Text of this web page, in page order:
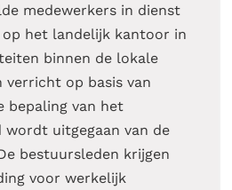
medewerkers in dienst
het landelijk kantoor in
binnen de lokale
verricht op basis van
bepaling van het
wordt uitgegaan van de
bestuursleden krijgen
voor werkelijk